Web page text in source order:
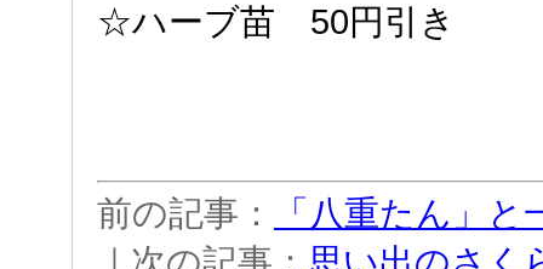
☆ハーブ苗 50円引き
前の記事：
「八重たん」